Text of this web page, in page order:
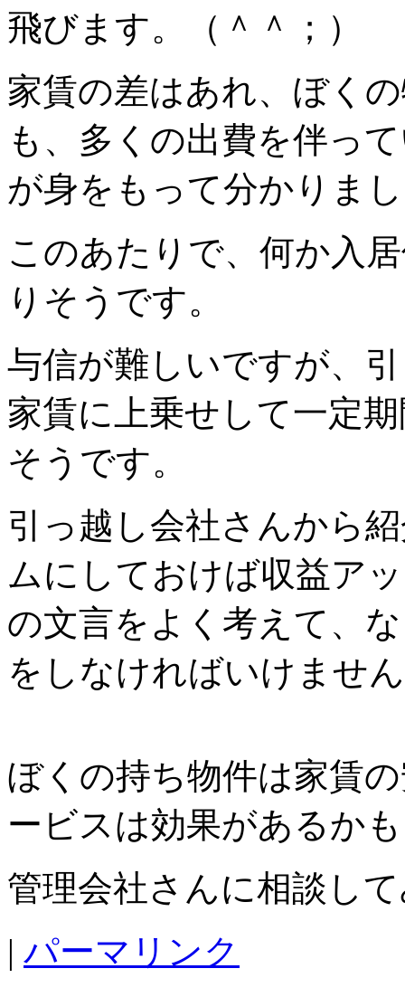
飛びます。（＾＾；）
家賃の差はあれ、ぼく
も、多くの出費を伴っ
が身をもって分かりま
このあたりで、何か入
りそうです。
与信が難しいですが、
家賃に上乗せして一定
そうです。
引っ越し会社さんから
ムにしておけば収益ア
の文言をよく考えて、
をしなければいけませ
ぼくの持ち物件は家賃
ービスは効果があるか
管理会社さんに相談し
| パーマリンク